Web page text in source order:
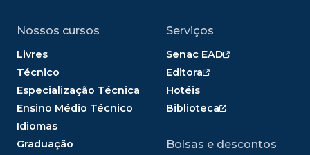
Nossos cursos
Livres
Técnico
Especialização Técnica
Ensino Médio Técnico
Idiomas
Graduação
Serviços
Senac EAD
Editora
Hotéis
Biblioteca
Bolsas e descontos